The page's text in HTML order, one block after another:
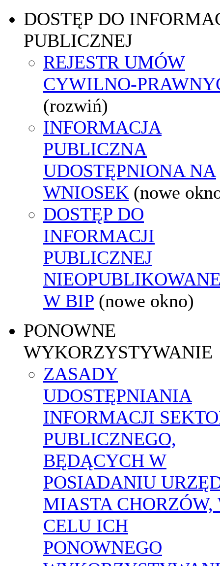
DOSTĘP DO
PUBLICZNEJ
REJESTR UMÓW
CYWILNO-
(rozwiń)
INFORMACJA
PUBLICZNA
UDOSTĘPNIONA NA
WNIOSEK (nowe
DOSTĘP DO
INFORMACJI
PUBLICZNEJ
W BIP (nowe okno)
PONOWNE
WYKORZYSTYWANIE
ZASADY
UDOSTĘPNIANIA
INFORMACJI
PUBLICZNEGO,
BĘDĄCYCH W
POSIADANIU
MIASTA CHORZÓW,
CELU ICH
PONOWNEGO